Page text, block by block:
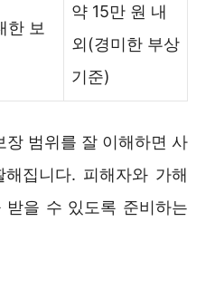
한 보
약 15만 원 내
외(경미한 부상
기준)
장 범위를 잘 이해하면 사
집니다. 피해자와 가해
을 수 있도록 준비하는